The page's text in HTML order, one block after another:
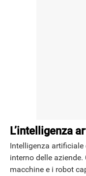
L’intelligenza
Intelligenza
interno delle
macchine e i robot